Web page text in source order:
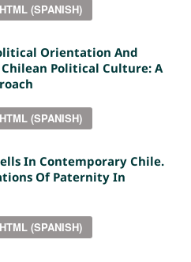
HTML (SPANISH)
Orientation And
Political Culture: A
HTML (SPANISH)
In Contemporary Chile.
Of Paternity In
HTML (SPANISH)